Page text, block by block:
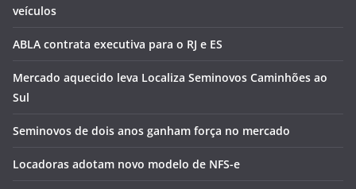
veículos
ABLA contrata executiva para o RJ e ES
Mercado aquecido leva Localiza Seminovos Caminhões ao
Sul
Seminovos de dois anos ganham força no mercado
Locadoras adotam novo modelo de NFS-e